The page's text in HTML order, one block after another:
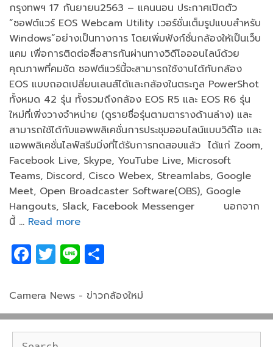
กรุงทพฯ 17 กันยายน2563 – แคนนอน ประกาศเปิดตัว
“ซอฟต์แวร์ EOS Webcam Utility เวอร์ชั่นเต็มรูปแบบสำหรับ
Windows”อย่างเป็นทางการ โดยเพิ่มฟังก์ชั่นกล้องให้เป็นเว็บ
แคม เพื่อการติดต่อสื่อสารกันผ่านทางวิดีโอออนไลน์ด้วย
คุณภาพที่คมชัด ซอฟต์แวร์นี้จะสามารถใช้งานได้กับกล้อง
EOS แบบถอดเปลี่ยนเลนส์ได้และกล้องในตระกูล PowerShot
ทั้งหมด 42 รุ่น ทั้งรวมถึงกล้อง EOS R5 และ EOS R6 รุ่น
ใหม่ที่เพิ่งวางจำหน่าย (ดูรายชื่อรุ่นตามตารางด้านล่าง) และ
สามารถใช้ได้กับแอพพลิเคชั่นการประชุมออนไลน์แบบวิดีโอ และ
แอพพลิเคชั่นไลฟ์สรีมมิ่งที่ได้รับการทดสอบแล้ว ได้แก่ Zoom,
Facebook Live, Skype, YouTube Live, Microsoft
Teams, Discord, Cisco Webex, Streamlabs, Google
Meet, Open Broadcaster Software(OBS), Google
Hangouts, Slack, Facebook Messenger นอกจาก
นี้ … Read more
F
a
c
e
b
T
w
itt
er
Li
n
e ar
e
Categories
Camera News - ข่าวกล้องใหม่
Search